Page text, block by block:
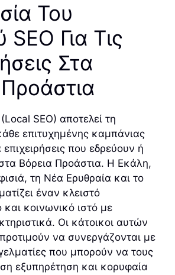
Του
SEO Για Τις
Στα
SEO) αποτελεί τη
επιτυχημένης καμπάνιας
που εδρεύουν ή
Βόρεια Προάστια. Η Εκάλη,
τη Νέα Ερυθραία και το
έναν κλειστό
και κοινωνικό ιστό με
Οι κάτοικοι αυτών
να συνεργάζονται με
που μπορούν να τους
εξυπηρέτηση και κορυφαία